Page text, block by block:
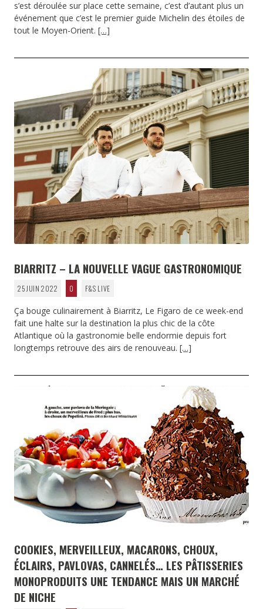
s’est déroulée sur place cette semaine, c’est d’autant plus un
événement que c’est le premier guide Michelin des étoiles de
tout le Moyen-Orient. […]
BIARRITZ – LA NOUVELLE VAGUE GASTRONOMIQUE
25 JUIN 2022 0 F&S LIVE
Ça bouge culinairement à Biarritz, Le Figaro de ce week-end
fait une halte sur la destination la plus chic de la côte
Atlantique où la gastronomie belle endormie depuis fort
longtemps retrouve des airs de renouveau. […]
COOKIES, MERVEILLEUX, MACARONS, CHOUX,
ÉCLAIRS, PAVLOVAS, CANNELÉS… LES PÂTISSERIES
MONOPRODUITS UNE TENDANCE MAIS UN MARCHÉ
DE NICHE